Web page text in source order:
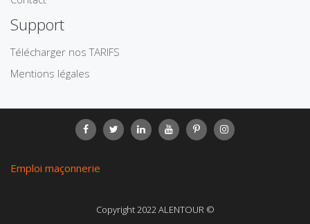
Support
Télécharger nos TARIFS
Mentions légales
Emploi maçonnerie
Copyright 2022 ALENTOUR ©